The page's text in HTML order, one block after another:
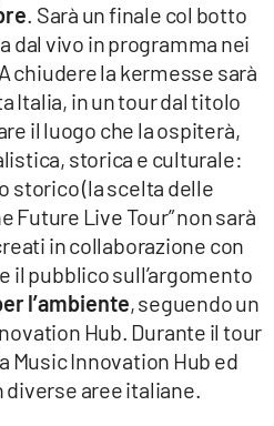
. Sarà un finale col botto
dal vivo in programma nei
chiudere la kermesse sarà
Italia, in un tour dal titolo
il luogo che la ospiterà,
storica e culturale:
storico (la scelta delle
Future Live Tour” non sarà
in collaborazione con
il pubblico sull’argomento
l’ambiente, seguendo un
Hub. Durante il tour
Music Innovation Hub ed
diverse aree italiane.